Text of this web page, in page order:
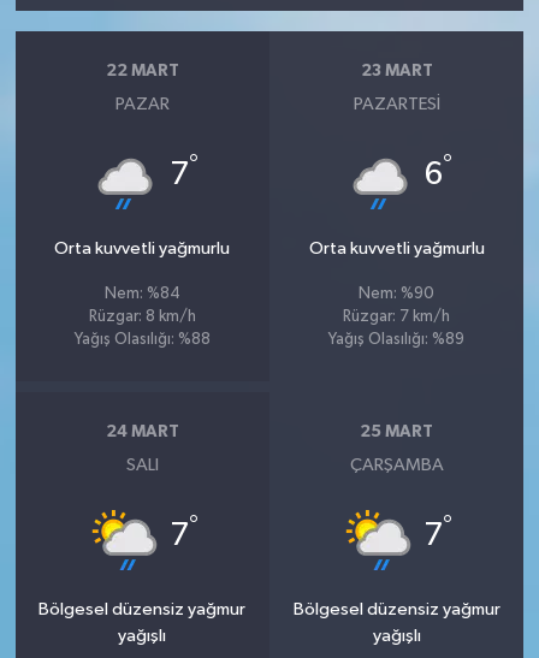
22 MART
PAZAR
7°
Orta kuvvetli yağmurlu
Nem: %84
Rüzgar: 8 km/h
Yağış Olasılığı: %88
23 MART
PAZARTESI
6°
Orta kuvvetli yağmurlu
Nem: %90
Rüzgar: 7 km/h
Yağış Olasılığı: %89
24 MART
SALI
7°
Bölgesel düzensiz yağmur
yağışlı
25 MART
ÇARŞAMBA
7°
Bölgesel düzensiz yağmur
yağışlı